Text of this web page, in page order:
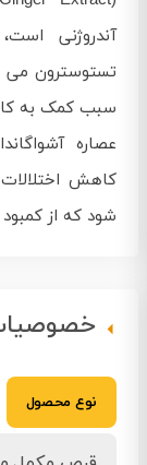
آندروژنی
تستوسترون می
سبب کمک به
کاهش
شود که از
نوع محصول